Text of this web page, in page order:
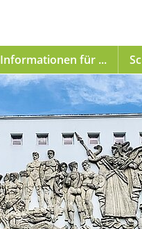
Informationen für ...